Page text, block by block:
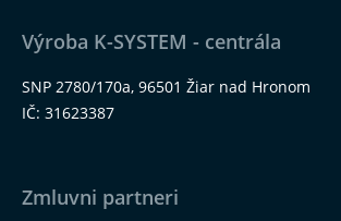
Výroba K-SYSTEM - centrála
SNP 2780/170a, 96501 Žiar nad Hronom
IČ: 31623387
Zmluvni partneri